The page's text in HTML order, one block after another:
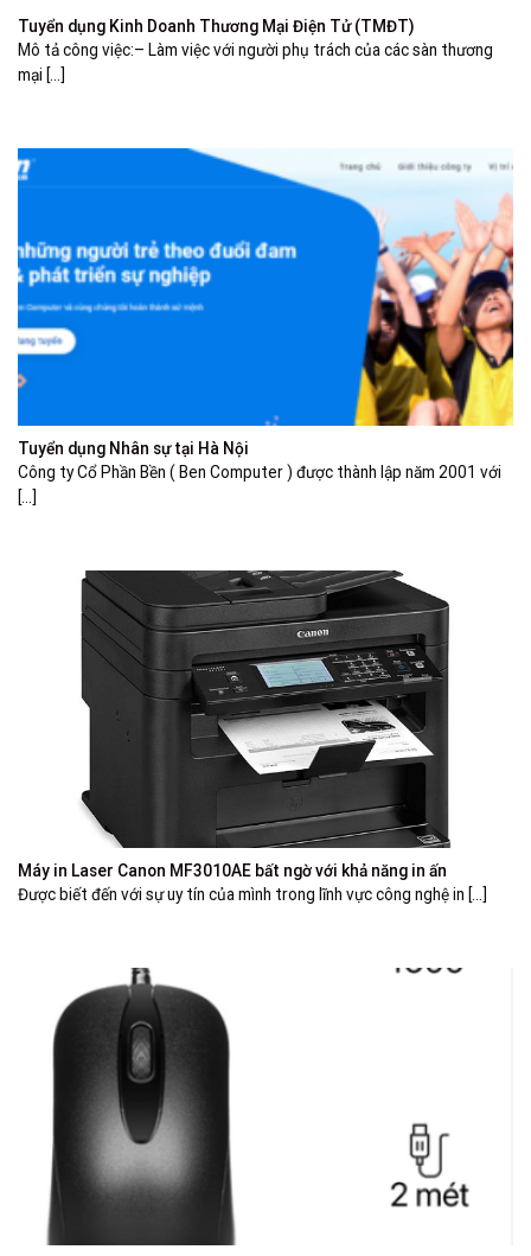
Tuyển dụng Kinh Doanh Thương Mại Điện Tử (TMĐT)
Mô tả công việc:– Làm việc với người phụ trách của các sàn thương
mại [...]
Tuyển dụng Nhân sự tại Hà Nội
Công ty Cổ Phần Bền ( Ben Computer ) được thành lập năm 2001 với
[...]
Máy in Laser Canon MF3010AE bất ngờ với khả năng in ấn
Được biết đến với sự uy tín của mình trong lĩnh vực công nghệ in [...]